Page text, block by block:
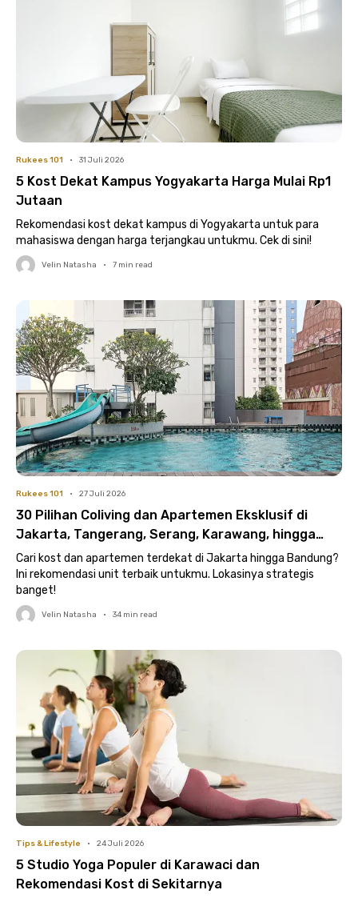
Rukees 101 • 31 Juli 2026
5 Kost Dekat Kampus Yogyakarta Harga Mulai Rp1
Jutaan
Rekomendasi kost dekat kampus di Yogyakarta untuk para
mahasiswa dengan harga terjangkau untukmu. Cek di sini!
Velin Natasha • 7 min read
Rukees 101 • 27 Juli 2026
30 Pilihan Coliving dan Apartemen Eksklusif di
Jakarta, Tangerang, Serang, Karawang, hingga
Bandung
Cari kost dan apartemen terdekat di Jakarta hingga Bandung?
Ini rekomendasi unit terbaik untukmu. Lokasinya strategis
banget!
Velin Natasha • 34 min read
Tips & Lifestyle • 24 Juli 2026
5 Studio Yoga Populer di Karawaci dan
Rekomendasi Kost di Sekitarnya